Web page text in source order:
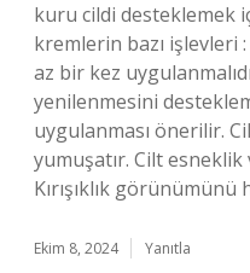
kuru cildi desteklemek
kremlerin bazı işlevleri
az bir kez
yenilenmesini
uygulanması önerilir.
yumuşatır. Cilt esneklik
Kırışıklık görünümünü
Ekim 8, 2024 Yanıtla